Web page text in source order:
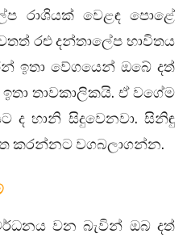
රාශියක් වෙළඳ පොළේ
රළු දන්තාලේප භාවිතය
‍ඉතා වේගයෙන් ඔබේ දත්
තාවකාලිකයි. ඒ වගේම
ද හානි සිදුවෙනවා. සිනිඳු
කරන්නට වගබලාගන්න.
වන බැවින් ඔබ දත්